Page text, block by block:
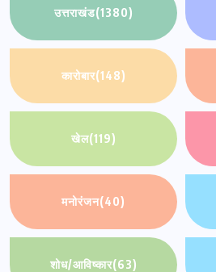
उत्तराखंड(1380)
कारोबार(148)
खेल(119)
मनोरंजन(40)
शोध/आविष्कार(63)